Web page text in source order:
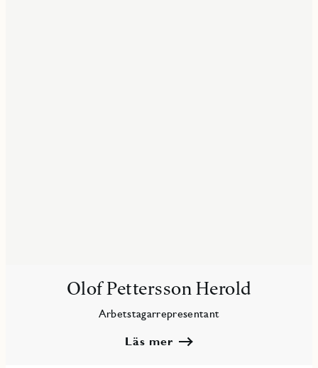
Olof Pettersson Herold
Arbetstagarrepresentant
Läs mer